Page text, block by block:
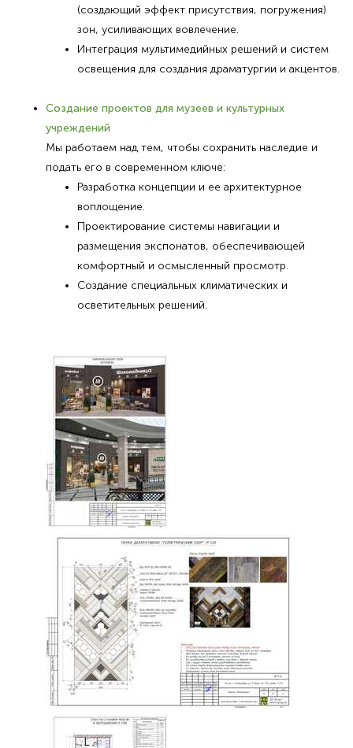
(создающий эффект присутствия, погружения)
зон, усиливающих вовлечение.
Интеграция мультимедийных решений и систем
освещения для создания драматургии и акцентов.
Создание проектов для музеев и культурных
учреждений
Мы работаем над тем, чтобы сохранить наследие и
подать его в современном ключе:
Разработка концепции и ее архитектурное
воплощение.
Проектирование системы навигации и
размещения экспонатов, обеспечивающей
комфортный и осмысленный просмотр.
Создание специальных климатических и
осветительных решений.